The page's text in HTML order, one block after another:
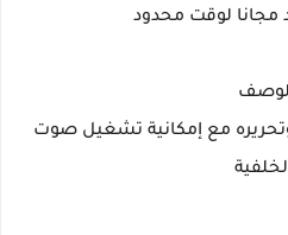
مجانا لوقت محدود
وتحريره مع إمكانية تشغيل صوت